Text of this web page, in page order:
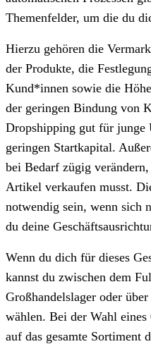
Themenfelder, um die du
Hierzu gehören die
der Produkte, die
Kund*innen sowie die
der geringen Bindung von
Dropshipping gut für junge
geringen Startkapital.
bei Bedarf zügig
Artikel verkaufen musst.
notwendig sein, wenn sich
du deine
Wenn du dich für dieses
kannst du zwischen dem
Großhandelslager oder
wählen. Bei der Wahl eines
auf das gesamte Sortiment